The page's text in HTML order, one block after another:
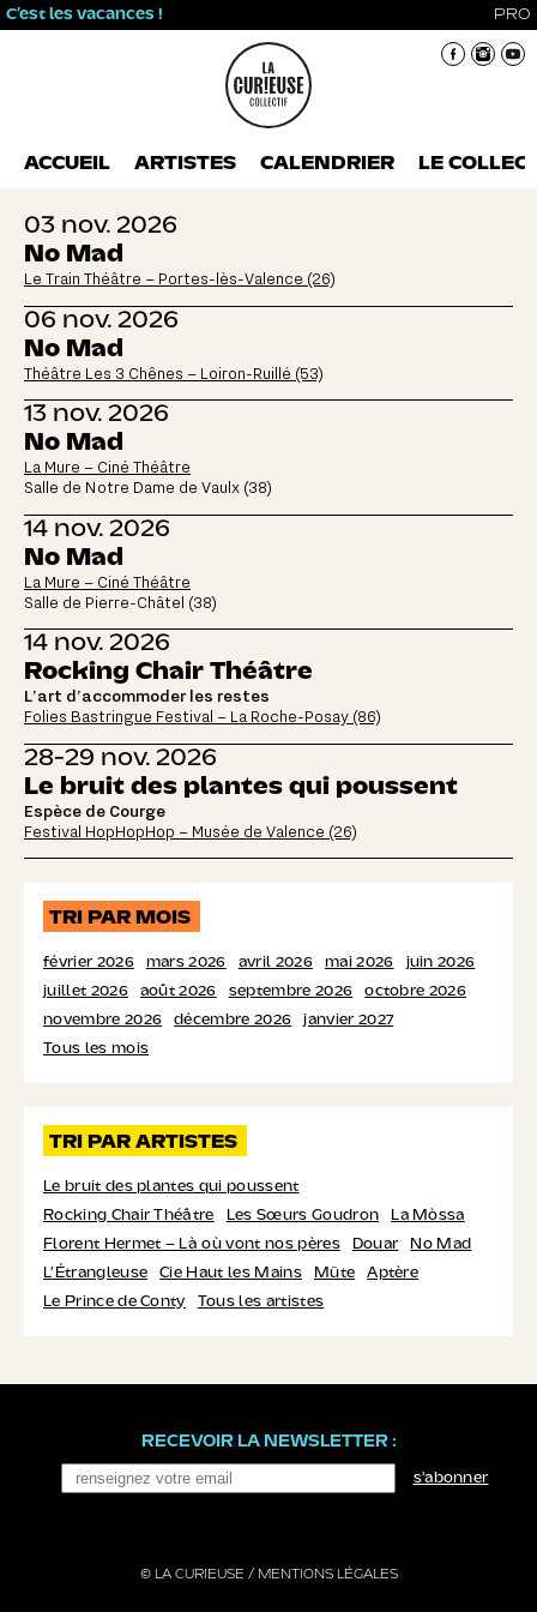
C’est les vacances ! PRO
ACCUEIL ARTISTES CALENDRIER LE
03 nov. 2026
No Mad
Le Train Théâtre – Portes-lès-Valence (26)
06 nov. 2026
No Mad
Théâtre Les 3 Chênes – Loiron-Ruillé (53)
13 nov. 2026
No Mad
La Mure – Ciné Théâtre
Salle de Notre Dame de Vaulx (38)
14 nov. 2026
No Mad
La Mure – Ciné Théâtre
Salle de Pierre-Châtel (38)
14 nov. 2026
Rocking Chair Théâtre
L’art d’accommoder les restes
Folies Bastringue Festival – La Roche-Posay (86)
28-29 nov. 2026
Le bruit des plantes qui poussent
Espèce de Courge
Festival HopHopHop – Musée de Valence (26)
TRI PAR MOIS
février 2026 mars 2026 avril 2026 mai 2026 juin 2026
juillet 2026 août 2026 septembre 2026 octobre 2026
novembre 2026 décembre 2026 janvier 2027
Tous les mois
TRI PAR ARTISTES
Le bruit des plantes qui poussent
Rocking Chair Théâtre Les Sœurs Goudron La Mòssa
Florent Hermet – Là où vont nos pères Douar No Mad
L’Étrangleuse Cie Haut les Mains Müte Aptère
Le Prince de Conty Tous les artistes
RECEVOIR LA NEWSLETTER :
s'abonner
© LA CURIEUSE / MENTIONS LÉGALES